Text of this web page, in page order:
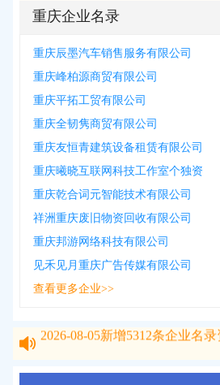
重庆企业名录
重庆辰墨汽车销售服务有限公司
重庆峰柏源商贸有限公司
重庆平拓工贸有限公司
重庆全韧隽商贸有限公司
重庆友恒青建筑设备租赁有限公司
重庆曦晓互联网科技工作室个独资
重庆乾合词元智能技术有限公司
祥洲重庆废旧物资回收有限公司
重庆邦游网络科技有限公司
见禾见月重庆广告传媒有限公司
查看更多企业>>
新增 条企业名录